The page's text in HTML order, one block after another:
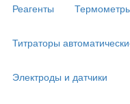
Реагенты
Титраторы
Электроды и датчики